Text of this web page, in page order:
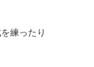
練ったり